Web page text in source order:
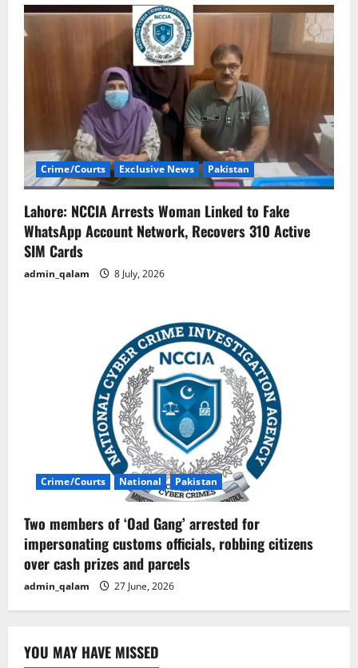
Crime/Courts Exclusive News Pakistan
Lahore: NCCIA Arrests Woman Linked to Fake
WhatsApp Account Network, Recovers 310 Active
SIM Cards
admin_qalam 8 July, 2026
Crime/Courts National Pakistan
Two members of ‘Oad Gang’ arrested for
impersonating customs officials, robbing citizens
over cash prizes and parcels
admin_qalam 27 June, 2026
YOU MAY HAVE MISSED